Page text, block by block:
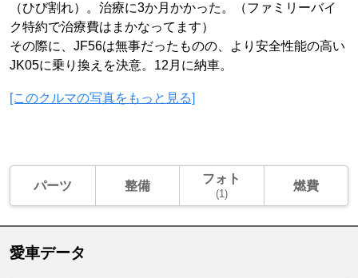
（ひび割れ）。治療に3か月かかった。（ファミリーバイ
ク特約で治療費はまかなってます）
その際に、JF56は無事だったものの、より安全性能の高い
JK05に乗り換えを決意。12月に納車。
[このクルマの写真をもっと見る]
パーツ 整備 フォト
(1)
燃費
愛車データ